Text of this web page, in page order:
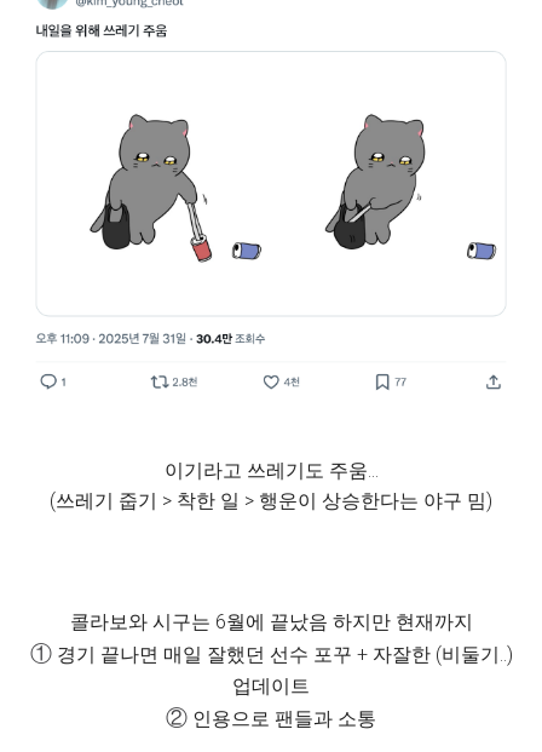
이기라고 쓰레기도 주움...
(쓰레기 줍기 > 착한 일 > 행운이 상승한다는 야구 밈)
콜라보와 시구는 6월에 끝났음 하지만 현재까지
① 경기 끝나면 매일 잘했던 선수 포꾸 + 자잘한 (비둘기..)
업데이트
② 인용으로 팬들과 소통